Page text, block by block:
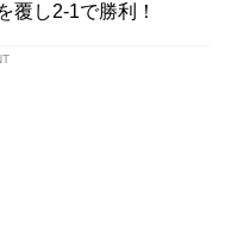
覆し2-1で勝利！